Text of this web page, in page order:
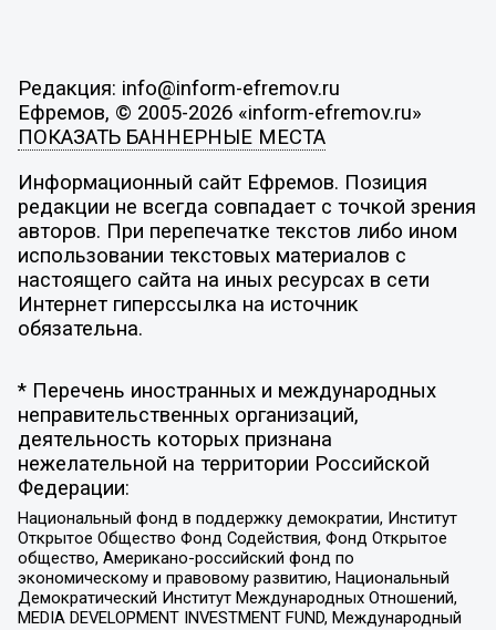
Редакция: info@inform-efremov.ru
Ефремов, © 2005-2026 «inform-efremov.ru»
ПОКАЗАТЬ БАННЕРНЫЕ МЕСТА
Информационный сайт Ефремов. Позиция
редакции не всегда совпадает с точкой зрения
авторов. При перепечатке текстов либо ином
использовании текстовых материалов с
настоящего сайта на иных ресурсах в сети
Интернет гиперссылка на источник
обязательна.
* Перечень иностранных и международных
неправительственных организаций,
деятельность которых признана
нежелательной на территории Российской
Федерации:
Национальный фонд в поддержку демократии, Институт
Открытое Общество Фонд Содействия, Фонд Открытое
общество, Американо-российский фонд по
экономическому и правовому развитию, Национальный
Демократический Институт Международных Отношений,
MEDIA DEVELOPMENT INVESTMENT FUND, Международный